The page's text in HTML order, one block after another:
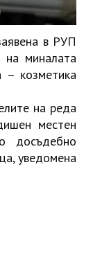
в РУП
миналата
– козметика
на реда
местен
досъдебно
уведомена